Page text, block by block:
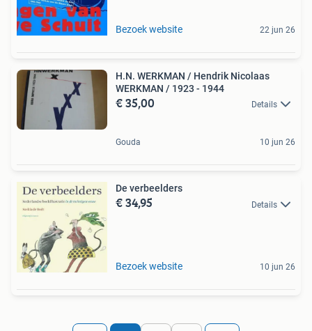
Bezoek website 22 jun 26
H.N. WERKMAN / Hendrik Nicolaas
WERKMAN / 1923 - 1944
€ 35,00 Details
Gouda 10 jun 26
De verbeelders
€ 34,95 Details
Bezoek website 10 jun 26